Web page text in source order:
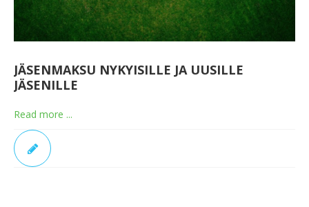
JÄSENMAKSU NYKYISILLE JA UUSILLE
JÄSENILLE
Read more ...